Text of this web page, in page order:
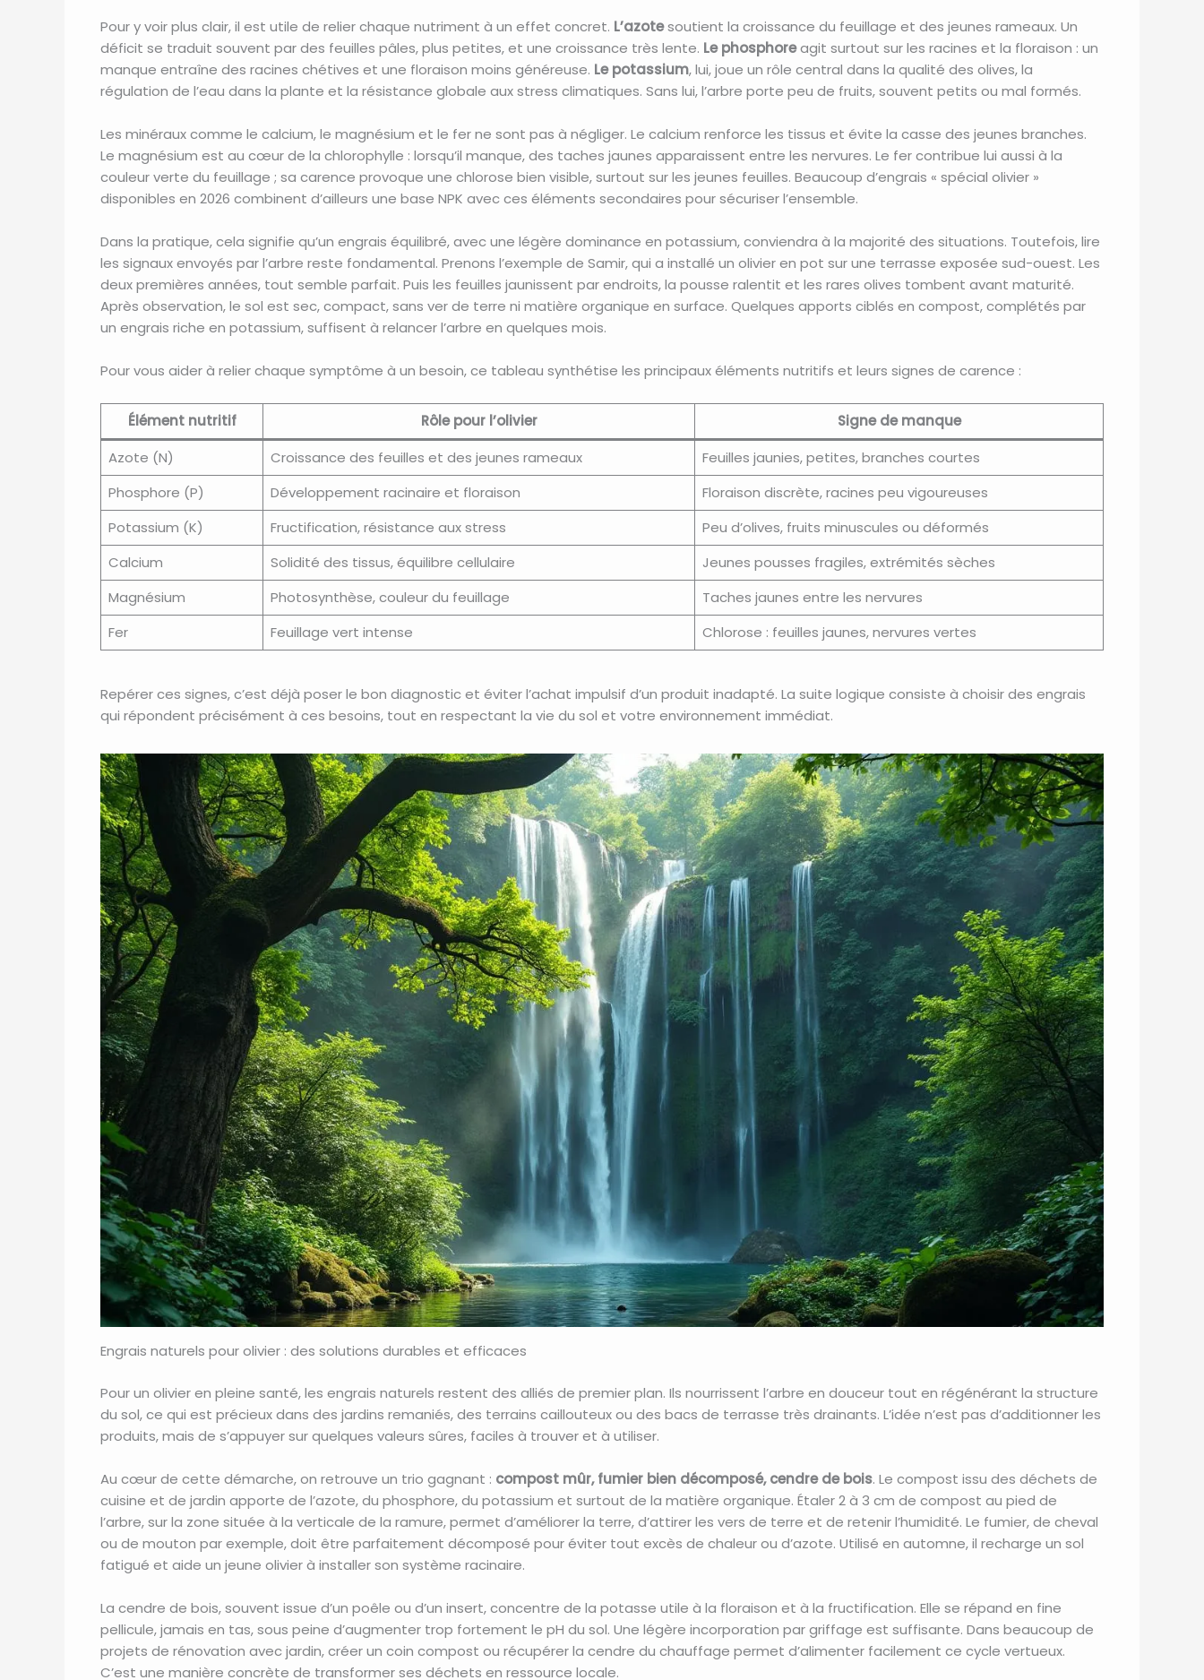
Pour y voir plus clair, il est utile de relier chaque nutriment à un effet concret. L’azotesoutient la croissance du feuillage et des jeunes rameaux. Un
déficit se traduit souvent par des feuilles pâles, plus petites, et une croissance très lente. Le phosphoreagit surtout sur les racines et la floraison : un
manque entraîne des racines chétives et une floraison moins généreuse. Le potassium, lui, joue un rôle central dans la qualité des olives, la
régulation de l’eau dans la plante et la résistance globale aux stress climatiques. Sans lui, l’arbre porte peu de fruits, souvent petits ou mal formés.
Les minéraux comme le calcium, le magnésium et le fer ne sont pas à négliger. Le calcium renforce les tissus et évite la casse des jeunes branches.
Le magnésium est au cœur de la chlorophylle : lorsqu’il manque, des taches jaunes apparaissent entre les nervures. Le fer contribue lui aussi à la
couleur verte du feuillage ; sa carence provoque une chlorose bien visible, surtout sur les jeunes feuilles. Beaucoup d’engrais « spécial olivier »
disponibles en 2026 combinent d’ailleurs une base NPK avec ces éléments secondaires pour sécuriser l’ensemble.
Dans la pratique, cela signifie qu’un engrais équilibré, avec une légère dominance en potassium, conviendra à la majorité des situations. Toutefois, lire
les signaux envoyés par l’arbre reste fondamental. Prenons l’exemple de Samir, qui a installé un olivier en pot sur une terrasse exposée sud-ouest. Les
deux premières années, tout semble parfait. Puis les feuilles jaunissent par endroits, la pousse ralentit et les rares olives tombent avant maturité.
Après observation, le sol est sec, compact, sans ver de terre ni matière organique en surface. Quelques apports ciblés en compost, complétés par
un engrais riche en potassium, suffisent à relancer l’arbre en quelques mois.
Pour vous aider à relier chaque symptôme à un besoin, ce tableau synthétise les principaux éléments nutritifs et leurs signes de carence :
Élément nutritif Rôle pour l’olivier
Signe de manque
Azote (N)
Croissance des feuilles et des jeunes rameaux
Feuilles jaunies, petites, branches courtes
Phosphore (P)
Développement racinaire et floraison
Floraison discrète, racines peu vigoureuses
Potassium (K)
Fructification, résistance aux stress
Peu d’olives, fruits minuscules ou déformés
Calcium
Solidité des tissus, équilibre cellulaire
Jeunes pousses fragiles, extrémités sèches
Magnésium
Photosynthèse, couleur du feuillage
Taches jaunes entre les nervures
Fer
Feuillage vert intense Chlorose : feuilles jaunes, nervures vertes
Repérer ces signes, c’est déjà poser le bon diagnostic et éviter l’achat impulsif d’un produit inadapté. La suite logique consiste à choisir des engrais
qui répondent précisément à ces besoins, tout en respectant la vie du sol et votre environnement immédiat.
Engrais naturels pour olivier : des solutions durables et efficaces
Pour un olivier en pleine santé, les engrais naturels restent des alliés de premier plan. Ils nourrissent l’arbre en douceur tout en régénérant la structure
du sol, ce qui est précieux dans des jardins remaniés, des terrains caillouteux ou des bacs de terrasse très drainants. L’idée n’est pas d’additionner les
produits, mais de s’appuyer sur quelques valeurs sûres, faciles à trouver et à utiliser.
Au cœur de cette démarche, on retrouve un trio gagnant : compost mûr, fumier bien décomposé, cendre de bois. Le compost issu des déchets de
cuisine et de jardin apporte de l’azote, du phosphore, du potassium et surtout de la matière organique. Étaler 2 à 3 cm de compost au pied de
l’arbre, sur la zone située à la verticale de la ramure, permet d’améliorer la terre, d’attirer les vers de terre et de retenir l’humidité. Le fumier, de cheval
ou de mouton par exemple, doit être parfaitement décomposé pour éviter tout excès de chaleur ou d’azote. Utilisé en automne, il recharge un sol
fatigué et aide un jeune olivier à installer son système racinaire.
La cendre de bois, souvent issue d’un poêle ou d’un insert, concentre de la potasse utile à la floraison et à la fructification. Elle se répand en fine
pellicule, jamais en tas, sous peine d’augmenter trop fortement le pH du sol. Une légère incorporation par griffage est suffisante. Dans beaucoup de
projets de rénovation avec jardin, créer un coin compost ou récupérer la cendre du chauffage permet d’alimenter facilement ce cycle vertueux.
C’est une manière concrète de transformer ses déchets en ressource locale.